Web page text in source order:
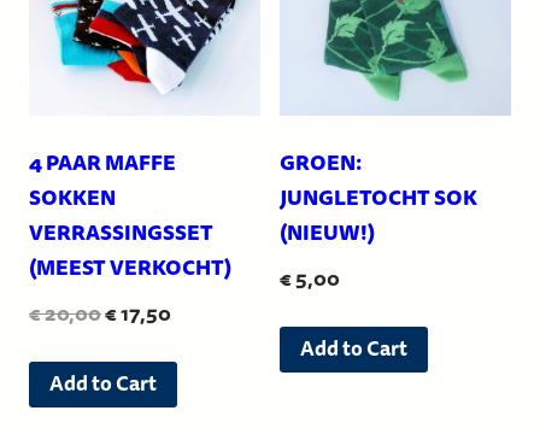
4 PAAR MAFFE
SOKKEN
VERRASSINGSSET
(MEEST VERKOCHT)
€20,00Oorspronkelijke
was:
€ 20,00.
€17,50Huidige
€ 17,50.
Add to Cart
Dit
GROEN:
JUNGLETOCHT SOK
(NIEUW!)
€5,00
Add to Cart
Dit